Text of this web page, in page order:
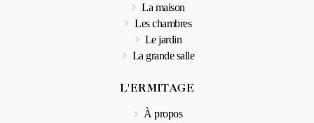
La maison
Les chambres
Le jardin
La grande salle
L'ERMITAGE
À propos